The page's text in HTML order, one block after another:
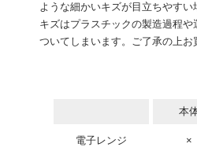
ような細かいキズが目立ちやす
キズはプラスチックの製造過程や
ついてしまいます。ご了承の上お
本
電子レンジ ×